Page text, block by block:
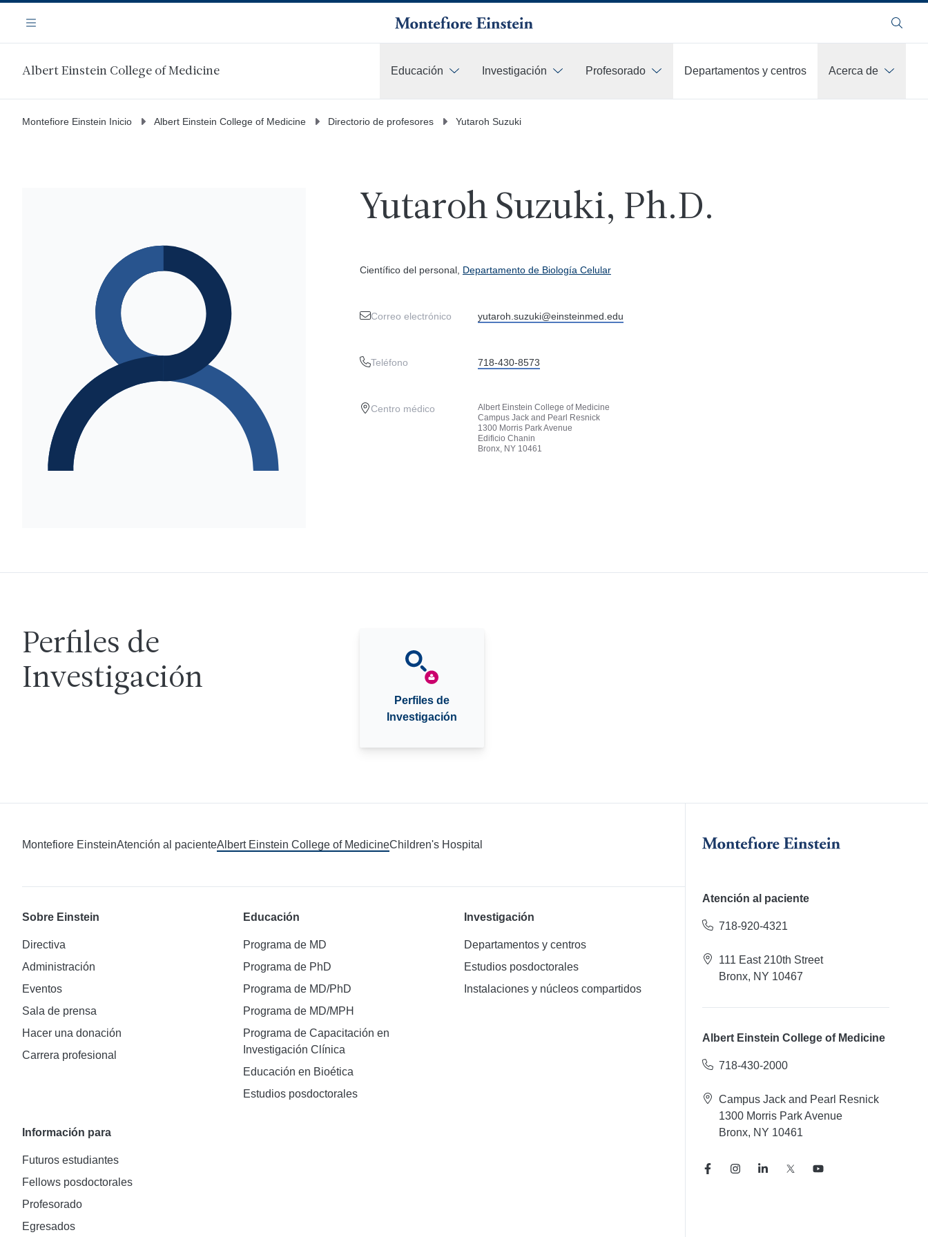
contenido
Navegación
Menú Buscar
Albert Einstein College of Medicine Educación Investigación Profesorado Departamentos y centros
Acerca de
Montefiore Einstein Inicio Albert Einstein College of Medicine Directorio de profesores Yutaroh Suzuki
Yutaroh Suzuki, Ph.D.
Científico del personal, Departamento de Biología Celular
Correo electrónico yutaroh.suzuki@einsteinmed.edu
Teléfono 718-430-8573
Centro médico
Albert Einstein College of Medicine
Campus Jack and Pearl Resnick
1300 Morris Park Avenue
Edificio Chanin
Bronx, NY 10461
Perfiles de
Investigación
Perfiles de
Investigación
Montefiore EinsteinAtención al pacienteAlbert Einstein College of MedicineChildren's Hospital
Sobre Einstein
Directiva
Administración
Eventos
Sala de prensa
Hacer una donación
Carrera profesional
Educación
Programa de MD
Programa de PhD
Programa de MD/PhD
Programa de MD/MPH
Programa de Capacitación en
Investigación Clínica
Educación en Bioética
Estudios posdoctorales
Investigación
Departamentos y centros
Estudios posdoctorales
Instalaciones y núcleos compartidos
Información para
Futuros estudiantes
Fellows posdoctorales
Profesorado
Egresados
Atención al paciente
718-920-4321
111 East 210th Street
Bronx, NY 10467
Albert Einstein College of Medicine
718-430-2000
Campus Jack and Pearl Resnick
1300 Morris Park Avenue
Bronx, NY 10461